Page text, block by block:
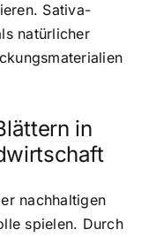
Sativa-
natürlicher
in
nachhaltigen
spielen. Durch